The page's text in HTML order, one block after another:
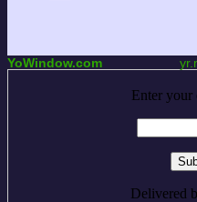
YoWindow.com
Enter your
Delivered